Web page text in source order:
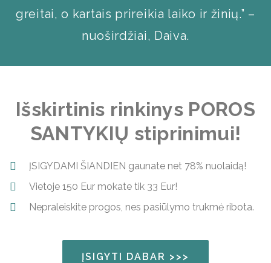
greitai, o kartais prireikia laiko ir žinių.” –
nuoširdžiai, Daiva.
Išskirtinis rinkinys POROS
SANTYKIŲ stiprinimui!
ĮSIGYDAMI ŠIANDIEN gaunate net 78% nuolaidą!
Vietoje 150 Eur mokate tik 33 Eur!
Nepraleiskite progos, nes pasiūlymo trukmė ribota.
ĮSIGYTI DABAR >>>